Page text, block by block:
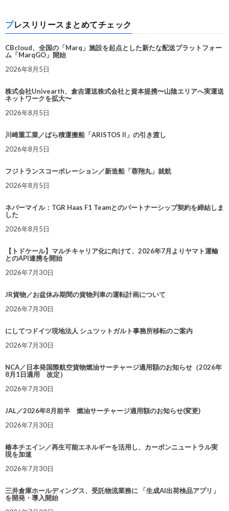
プレスリリースまとめてチェック
CBcloud、全国の「Marq」施設を起点とした新たな配送プラットフォー
ム「MarqGO」開始
2026年8月5日
株式会社Univearth、倉吉運送株式会社と資本提携〜山陰エリアへ実運送
ネットワークを拡大〜
2026年8月5日
川崎重工業／ばら積運搬船「ARISTOS II」の引き渡し
2026年8月5日
フジトランスコーポレーション／新造船「蓉翔丸」就航
2026年8月5日
ネバーマイル：TGR Haas F1 Teamとのパートナーシップ契約を締結しま
した
2026年8月5日
【トドケール】マルチキャリア化に向けて、2026年7月よりヤマト運輸
とのAPI連携を開始
2026年7月30日
JR貨物／お盆休み期間の貨物列車の運転計画について
2026年7月30日
にしてつドイツ現地法人 シュツットガルト事務所移転のご案内
2026年7月30日
NCA／日本発国際航空貨物燃油サーチャージ適用額のお知らせ（2026年
8月1日適用 改定）
2026年7月30日
JAL／2026年8月前半 燃油サーチャージ適用額のお知らせ(変更)
2026年7月30日
椿本チエイン／再生可能エネルギーを活用し、カーボンニュートラル実
現を加速
2026年7月30日
三井倉庫ホールディングス、受託物流業務に 「生成AI出荷検品アプリ」
を開発・導入開始